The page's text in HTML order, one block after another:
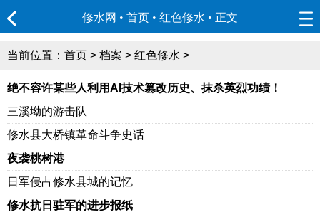
修水网 • 首页 • 红色修水 • 正文
当前位置： 首页 > 档案 > 红色修水 >
绝不容许某些人利用AI技术篡改历史、抹杀英烈功绩！
三溪坳的游击队
修水县大桥镇革命斗争史话
夜袭桃树港
日军侵占修水县城的记忆
修水抗日驻军的进步报纸